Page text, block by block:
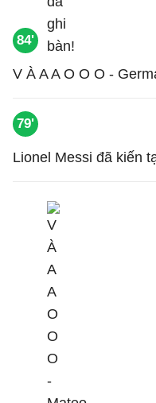
84'
V À A A O O O -
79'
Lionel Messi đã kiến